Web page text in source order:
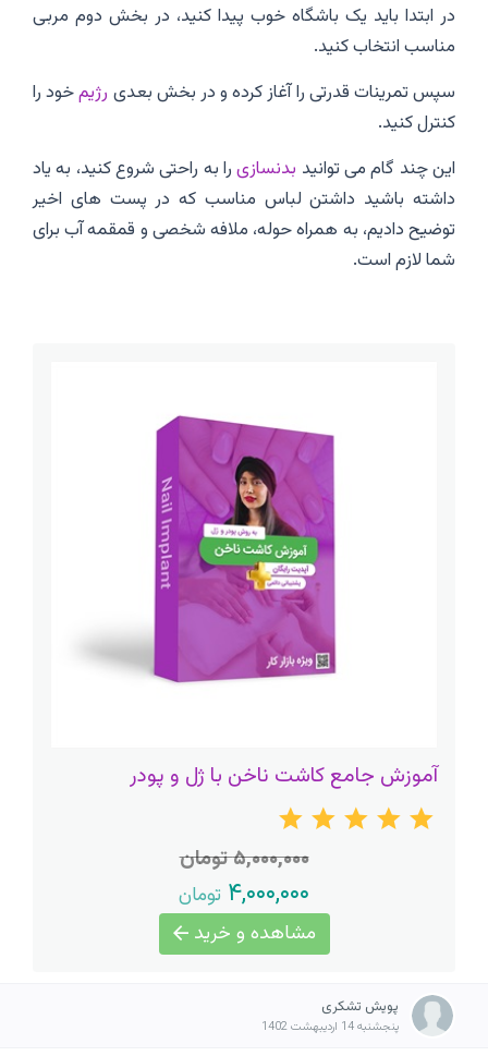
در ابتدا باید یک باشگاه خوب پیدا کنید، در بخش دوم مربی
مناسب انتخاب کنید.
سپس تمرینات قدرتی را آغاز کرده و در بخش بعدی رژیمخود را
کنترل کنید.
این چند گام می توانید بدنسازیرا به راحتی شروع کنید، به یاد
داشته باشید داشتن لباس مناسب که در پست های اخیر
توضیح دادیم، به همراه حوله، ملافه شخصی و قمقمه آب برای
شما لازم است.
آموزش جامع کاشت ناخن با ژل و پودر
۵,۰۰۰,۰۰۰ تومان
۴,۰۰۰,۰۰۰ تومان
مشاهده و خرید
پویش تشکری
پنجشنبه 14 اردیبهشت 1402